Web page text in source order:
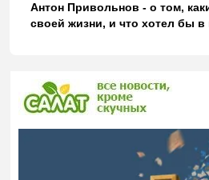
Антон Привольнов - о том,
своей жизни, и что хотел бы в